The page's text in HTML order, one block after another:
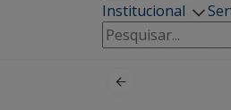
Institucional
Pesquisar
por: